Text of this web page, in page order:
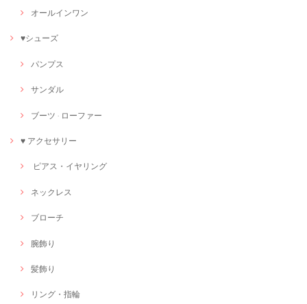
オールインワン
♥シューズ
パンプス
サンダル
ブーツ · ローファー
♥ アクセサリー
ピアス・イヤリング
ネックレス
ブローチ
腕飾り
髪飾り
リング・指輪